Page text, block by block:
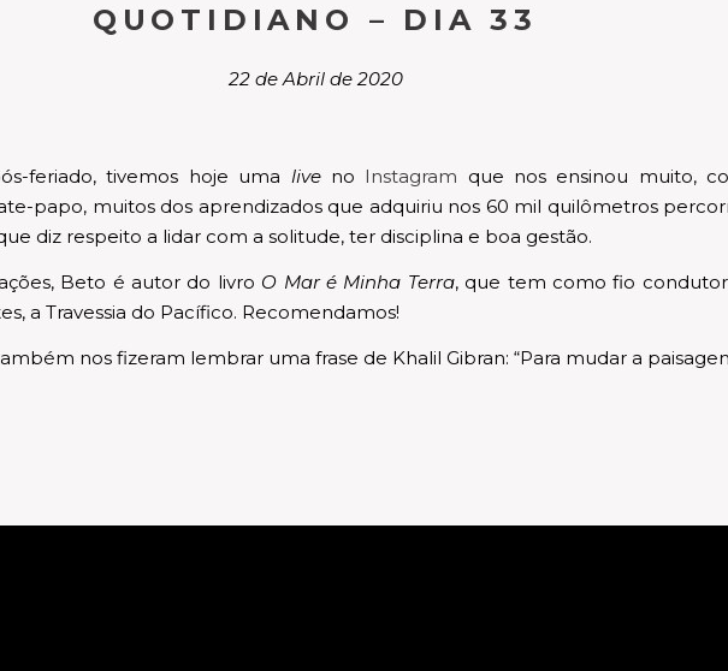
QUOTIDIANO – DIA 33
22 de Abril de 2020
feriado, tivemos hoje uma liveno Instagram que nos ensinou muito,
papo, muitos dos aprendizados que adquiriu nos 60 mil quilômetros
diz respeito a lidar com a solitude, ter disciplina e boa gestão.
Beto é autor do livro O Mar é Minha Terra, que tem como fio
a Travessia do Pacífico. Recomendamos!
nos fizeram lembrar uma frase de Khalil Gibran: “Para mudar a